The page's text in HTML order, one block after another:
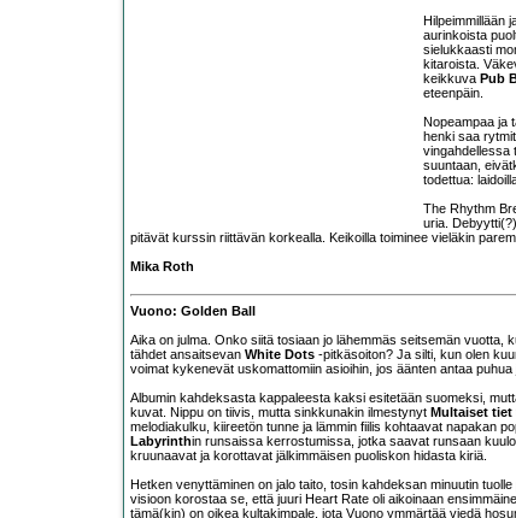
Hilpeimmillään
aurinkoista
sielukkaasti
kitaroista.
keikkuva Pub
eteenpäin.
Nopeampaa ja
henki saa
vingahdellessa
suuntaan,
todettua:
The Rhythm
uria.
pitävät kurssin riittävän korkealla. Keikoilla toiminee vieläkin
Mika Roth
Vuono: Golden Ball
Aika on julma. Onko siitä tosiaan jo lähemmäs seitsemän vuotta,
tähdet ansaitsevan White Dots -pitkäsoiton? Ja silti, kun olen
voimat kykenevät uskomattomiin asioihin, jos äänten antaa puhua
Albumin kahdeksasta kappaleesta kaksi esitetään suomeksi,
kuvat. Nippu on tiivis, mutta sinkkunakin ilmestynyt Multaiset tiet
melodiakulku, kiireetön tunne ja lämmin fiilis kohtaavat napakan
Labyrinthin runsaissa kerrostumissa, jotka saavat runsaan
kruunaavat ja korottavat jälkimmäisen puoliskon hidasta kiriä.
Hetken venyttäminen on jalo taito, tosin kahdeksan minuutin tuolle
visioon korostaa se, että juuri Heart Rate oli aikoinaan
tämä(kin) on oikea kultakimpale, jota Vuono ymmärtää viedä